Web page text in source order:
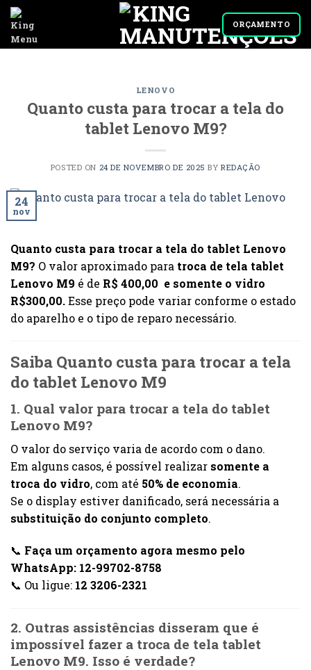
Skip
content
ORÇAMENTO
LENOVO
Quanto custa para trocar a tela do
tablet Lenovo M9?
POSTED ON 24 DE NOVEMBRO DE 2025 BYREDAÇÃO
24
nov
Quanto custa para trocar a tela do tablet Lenovo
M9? O valor aproximado para troca de tela tablet
Lenovo M9 é de R$ 400,00 e somente o vidro
R$300,00.Esse preço pode variar conforme o estado
do aparelho e o tipo de reparo necessário.
Saiba Quanto custa para trocar a tela
do tablet Lenovo M9
1. Qual valor para trocar a tela do tablet
Lenovo M9?
O valor do serviço varia de acordo com o dano.
Em alguns casos, é possível realizar somente a
troca do vidro, com até 50% de economia.
Se o display estiver danificado, será necessária a
substituição do conjunto completo.
📞 Faça um orçamento agora mesmo pelo
WhatsApp: 12-99702-8758
📞 Ou ligue: 12 3206-2321
2. Outras assistências disseram que é
impossível fazer a troca de tela tablet
Lenovo M9. Isso é verdade?